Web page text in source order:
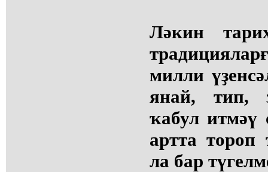
Ләкин
милли
янай, тип,
ҡабул итмәү
артта
ла бар